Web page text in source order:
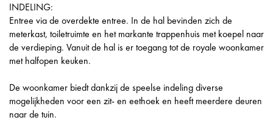
INDELING:
Entree via de overdekte entree. In de hal bevinden zich de
meterkast, toiletruimte en het markante trappenhuis met koepel naar
de verdieping. Vanuit de hal is er toegang tot de royale woonkamer
met halfopen keuken.
De woonkamer biedt dankzij de speelse indeling diverse
mogelijkheden voor een zit- en eethoek en heeft meerdere deuren
naar de tuin.